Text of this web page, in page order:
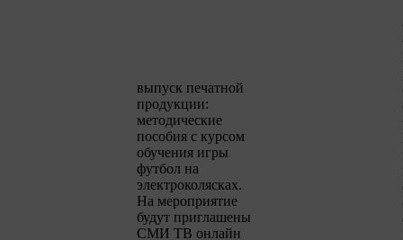
выпуск печатной
продукции:
методические
пособия с курсом
обучения игры
футбол на
электроколясках.
На мероприятие
будут приглашены
СМИ ТВ онлайн